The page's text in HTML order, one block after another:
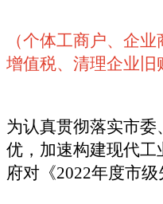
（个体工商户、企
增值税、清理企业
为认真贯彻落实市
优，加速构建现代
府对《2022年度市